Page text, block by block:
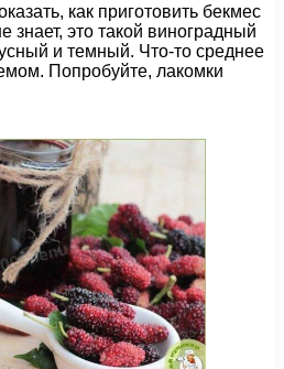
как приготовить бекмес
знает, это такой виноградный
и темный. Что-то среднее
Попробуйте, лакомки